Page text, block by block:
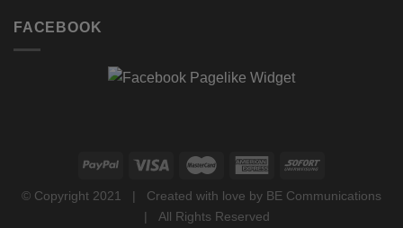
FACEBOOK
© Copyright 2021 | Created with love by BE Communications
| All Rights Reserved